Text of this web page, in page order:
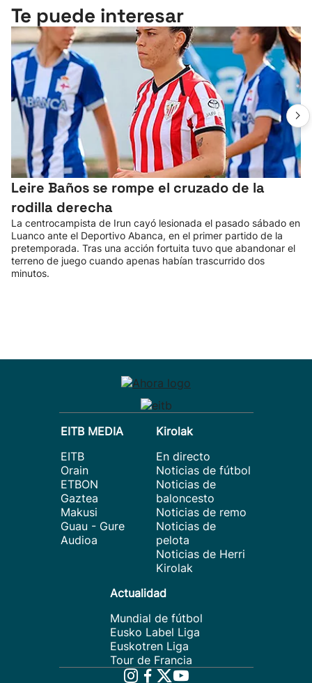
Te puede interesar
Leire Baños se rompe el cruzado de la
rodilla derecha
La centrocampista de Irun cayó lesionada el pasado sábado en
Luanco ante el Deportivo Abanca, en el primer partido de la
pretemporada. Tras una acción fortuita tuvo que abandonar el
terreno de juego cuando apenas habían trascurrido dos
minutos.
EITB MEDIA
EITB
Orain
ETBON
Gaztea
Makusi
Guau - Gure
Audioa
Kirolak
En directo
Noticias de fútbol
Noticias de
baloncesto
Noticias de remo
Noticias de
pelota
Noticias de Herri
Kirolak
Actualidad
Mundial de fútbol
Eusko Label Liga
Euskotren Liga
Tour de Francia